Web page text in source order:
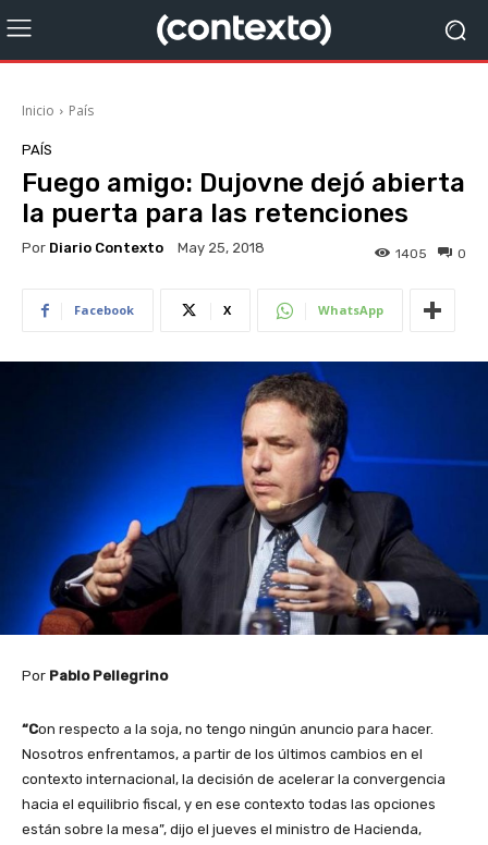
Inicio País
PAÍS
Fuego amigo: Dujovne dejó abierta
la puerta para las retenciones
Por Diario Contexto May 25, 2018 0
1405
Facebook X WhatsApp
Por Pablo Pellegrino
“Con respecto a la soja, no tengo ningún anuncio para hacer.
Nosotros enfrentamos, a partir de los últimos cambios en el
contexto internacional, la decisión de acelerar la convergencia
hacia el equilibrio fiscal, y en ese contexto todas las opciones
están sobre la mesa”, dijo el jueves el ministro de Hacienda,